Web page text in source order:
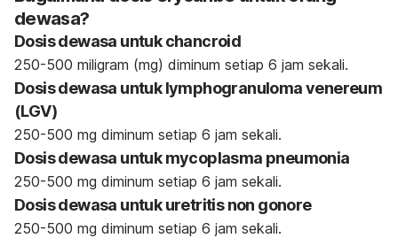
dewasa?
Dosis dewasa untuk chancroid
250-500 miligram (mg) diminum setiap 6 jam sekali.
Dosis dewasa untuk lymphogranuloma venereum
(LGV)
250-500 mg diminum setiap 6 jam sekali.
Dosis dewasa untuk mycoplasma pneumonia
250-500 mg diminum setiap 6 jam sekali.
Dosis dewasa untuk uretritis non gonore
250-500 mg diminum setiap 6 jam sekali.